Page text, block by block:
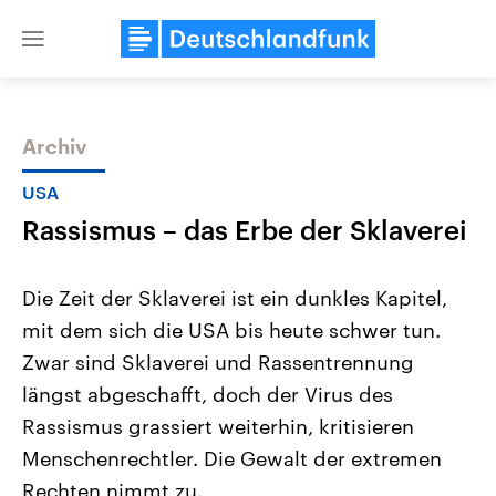
Close
Themen
Landtagswahl Sachsen-Anhalt
2026
Alle Informationen
Sachsen-Anhalt wählt am 6.
September 2026 einen neuen
Bundesland von einer Koalition aus
USA
Aktuelle Beiträge,
Hintergründe
Wirtschaftlich und
gehören die Vereinigten
Archiv
USA
Rassismus – das Erbe der Sklaverei
Die Zeit der Sklaverei ist ein dunkles Kapitel,
mit dem sich die USA bis heute schwer tun.
Zwar sind Sklaverei und Rassentrennung
längst abgeschafft, doch der Virus des
Rassismus grassiert weiterhin, kritisieren
Menschenrechtler. Die Gewalt der extremen
Rechten nimmt zu.